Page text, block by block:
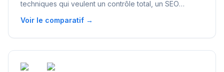
techniques qui veulent un contrôle total, un SEO
convient parfaitement aux débutants qui veulent un site
professionnel rapidement, sans compétence technique
Voir le comparatif →